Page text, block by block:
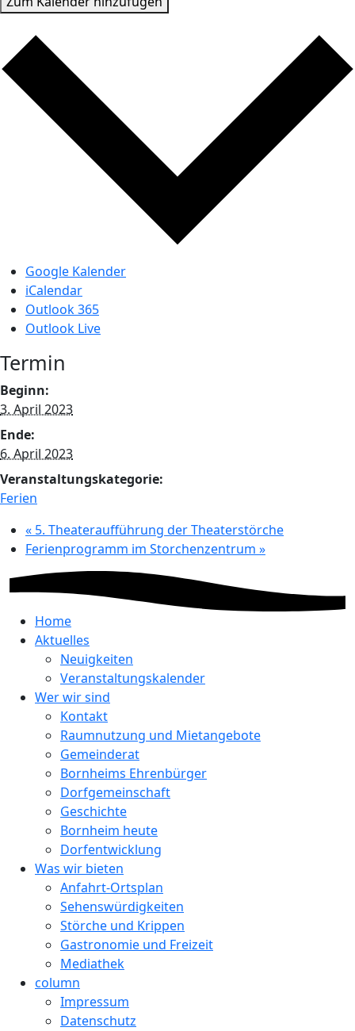
Google Kalender
iCalendar
Outlook 365
Outlook Live
Termin
Beginn:
3. April 2023
Ende:
6. April 2023
Veranstaltungskategorie:
Ferien
« 5. Theateraufführung der Theaterstörche
Ferienprogramm im Storchenzentrum »
Home
Aktuelles
Neuigkeiten
Veranstaltungskalender
Wer wir sind
Kontakt
Raumnutzung und Mietangebote
Gemeinderat
Bornheims Ehrenbürger
Dorfgemeinschaft
Geschichte
Bornheim heute
Dorfentwicklung
Was wir bieten
Anfahrt-Ortsplan
Sehenswürdigkeiten
Störche und Krippen
Gastronomie und Freizeit
Mediathek
column
Impressum
Datenschutz